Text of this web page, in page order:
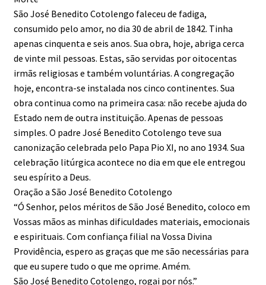
São José Benedito Cotolengo faleceu de fadiga,
consumido pelo amor, no dia 30 de abril de 1842. Tinha
apenas cinquenta e seis anos. Sua obra, hoje, abriga cerca
de vinte mil pessoas. Estas, são servidas por oitocentas
irmãs religiosas e também voluntárias. A congregação
hoje, encontra-se instalada nos cinco continentes. Sua
obra continua como na primeira casa: não recebe ajuda do
Estado nem de outra instituição. Apenas de pessoas
simples. O padre José Benedito Cotolengo teve sua
canonização celebrada pelo Papa Pio XI, no ano 1934. Sua
celebração litúrgica acontece no dia em que ele entregou
seu espírito a Deus.
Oração a São José Benedito Cotolengo
“Ó Senhor, pelos méritos de São José Benedito, coloco em
Vossas mãos as minhas dificuldades materiais, emocionais
e espirituais. Com confiança filial na Vossa Divina
Providência, espero as graças que me são necessárias para
que eu supere tudo o que me oprime. Amém.
São José Benedito Cotolengo, rogai por nós.”